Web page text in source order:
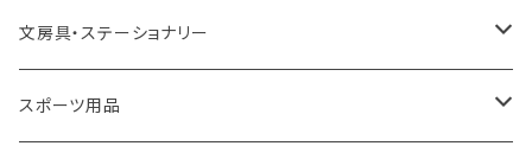
100percent
藤田金属
保冷バッグ
リュックサック
食器・テーブルウェア
ゴミ箱
掃除・洗濯用品
トイレ用品
アイロン台
アクセサリー収納
文房具・ステーショナリー
筆記具・ペン
スポーツ用品